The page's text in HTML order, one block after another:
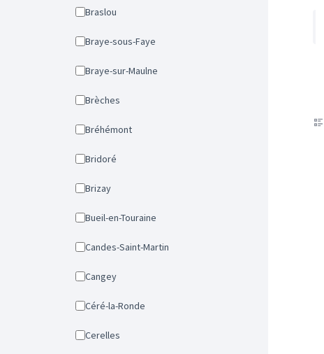
Braslou
Braye-sous-Faye
Braye-sur-Maulne
Brèches
Bréhémont
Bridoré
Brizay
Bueil-en-Touraine
Candes-Saint-Martin
Cangey
Céré-la-Ronde
Cerelles